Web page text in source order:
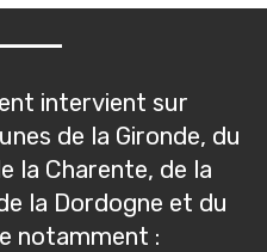
intervient sur
de la Gironde, du
la Charente, de la
la Dordogne et du
notamment :